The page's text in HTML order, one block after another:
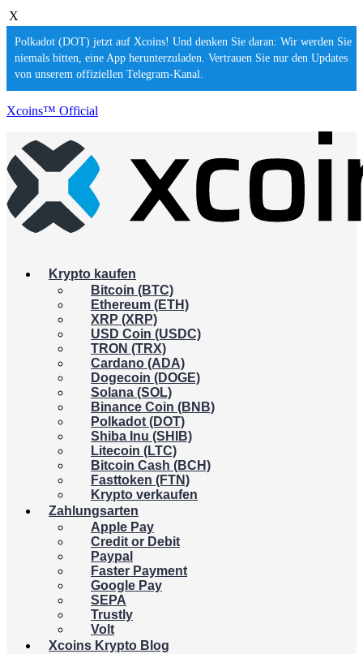
X
Polkadot (DOT) jetzt auf Xcoins! Und denken Sie daran: Wir werden Sie
niemals bitten, eine App herunterzuladen. Vertrauen Sie nur den Updates
von unserem offiziellen Telegram-Kanal.
Xcoins™ Official
Krypto kaufen
Bitcoin (BTC)
Ethereum (ETH)
XRP (XRP)
USD Coin (USDC)
TRON (TRX)
Cardano (ADA)
Dogecoin (DOGE)
Solana (SOL)
Binance Coin (BNB)
Polkadot (DOT)
Shiba Inu (SHIB)
Litecoin (LTC)
Bitcoin Cash (BCH)
Fasttoken (FTN)
Krypto verkaufen
Zahlungsarten
Apple Pay
Credit or Debit
Paypal
Faster Payment
Google Pay
SEPA
Trustly
Volt
Xcoins Krypto Blog